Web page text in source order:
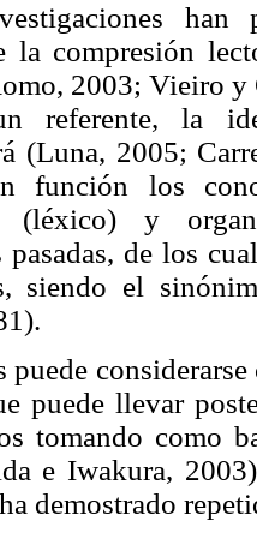
la compresión
2003; Vieiro y
referente, la
(Luna, 2005;
función los
(léxico) y
pasadas, de los
siendo el
puede
puede llevar
tomando como
e Iwakura,
demostrado